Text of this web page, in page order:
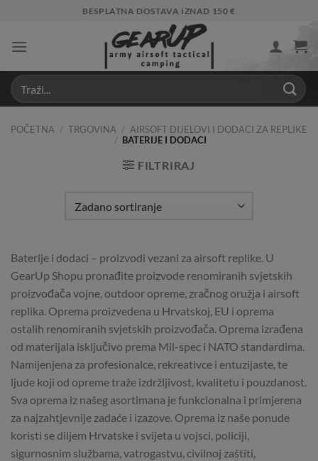
content
BESPLATNA DOSTAVA IZNAD 150 €
POČETNA / TRGOVINA / AIRSOFT DIJELOVI I DODACI ZA REPLIKE
/ BATERIJE I DODACI
FILTRIRAJ
Baterije i dodaci – proizvodi vezani za airsoft replike. U
GearUp Shopu pronađite proizvode renomiranih svjetskih
proizvođača vojne, outdoor opreme, zračnog oružja i airsoft
replika. Oprema proizvedena u Hrvatskoj, EU i oprema
ostalih renomiranih svjetskih proizvođača. Oprema izrađena
od materijala isključivo prema Mil-spec i NATO standardima.
Namijenjena za profesionalce, rekreativce i entuzijaste, te
ljude koji od opreme traže izdržljivost, kvalitetu i pouzdanost.
Sva oprema iz našeg asortimana je funkcionalna i primjerena
za najzahtjevnije zadaće i izazove. Oprema iz naše ponude
koristi se diljem Hrvatske i svijeta u vojsci, policiji,
sigurnosnim službama, vatrogastvu, civilnoj zaštiti,